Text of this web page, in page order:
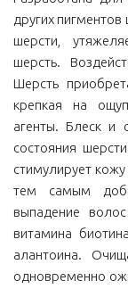
других
шерсти,
шерсть.
Шерсть
крепкая на
агенты. Блеск и
состояния
стимулирует
тем самым
выпадение
витамина
алантоина.
одновременно